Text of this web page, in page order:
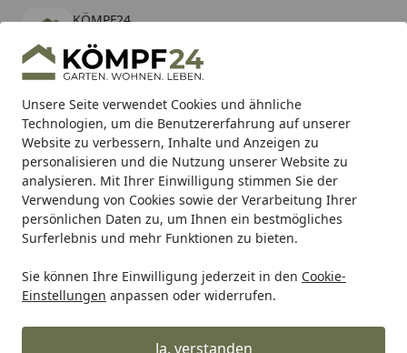
Unsere Seite verwendet Cookies und ähnliche
Technologien, um die Benutzererfahrung auf unserer
Website zu verbessern, Inhalte und Anzeigen zu
personalisieren und die Nutzung unserer Website zu
analysieren. Mit Ihrer Einwilligung stimmen Sie der
Verwendung von Cookies sowie der Verarbeitung Ihrer
persönlichen Daten zu, um Ihnen ein bestmögliches
Surferlebnis und mehr Funktionen zu bieten.
Sie können Ihre Einwilligung jederzeit in den Cookie-
Einstellungen anpassen oder widerrufen.
Ja, verstanden
KÖMPF24
kostenlos - Im App Store
Hotline
Alle Produkte
Mein Konto
Suchen
Karibu Pools inkl. gratis Sandfilteranlage & Pool-
Starterset (Gesamtwert bis 468,99€)
Startseite
WMF WMF Töpfe WMF Schnellkochtöpfe Silit
Silit Sicomatic t-plus 6,5l Silargan